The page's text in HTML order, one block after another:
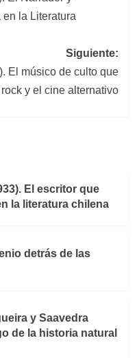
la Literatura
Siguiente:
El músico de culto que
y el cine alternativo
El escritor que
la literatura chilena
detrás de las
y Saavedra
de la historia natural